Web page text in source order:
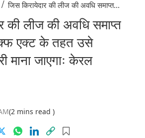
/ जिस किरायेदार की लीज की अवधि समाप्त...
की लीज की अवधि समाप्त
एक्ट के तहत उसे
माना जाएगाः केरल
(2 mins read )